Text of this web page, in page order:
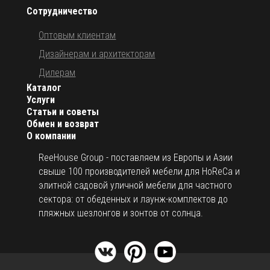
О компании
ReeHouse Group - поставляем из Европы и Азии
свыше 100 производителей мебели для HoReCa и
элитной садовой уличной мебели для частного
сектора: от обеденных и лаунж-комплектов до
пляжных шезлонгов и зонтов от солнца.
Каталог
Услуги
Статьи и советы
Обмен и возврат
Сотрудничество
Оптовым клиентам
Дизайнерам и архитекторам
Дилерам